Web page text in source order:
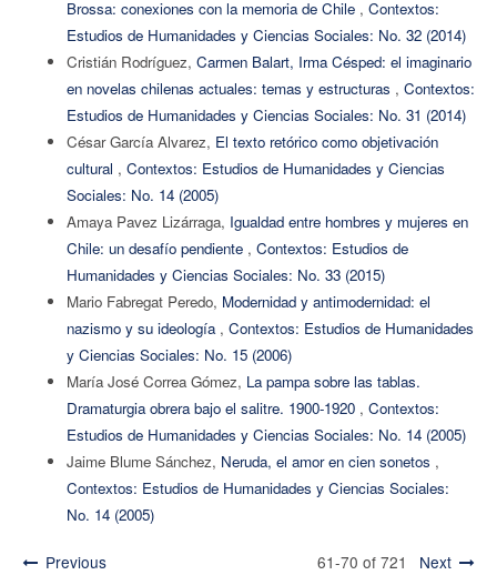
Brossa: conexiones con la memoria de Chile , Contextos:
Estudios de Humanidades y Ciencias Sociales: No. 32 (2014)
Cristián Rodríguez, Carmen Balart, Irma Césped: el imaginario
en novelas chilenas actuales: temas y estructuras , Contextos:
Estudios de Humanidades y Ciencias Sociales: No. 31 (2014)
César García Alvarez, El texto retórico como objetivación
cultural , Contextos: Estudios de Humanidades y Ciencias
Sociales: No. 14 (2005)
Amaya Pavez Lizárraga, Igualdad entre hombres y mujeres en
Chile: un desafío pendiente , Contextos: Estudios de
Humanidades y Ciencias Sociales: No. 33 (2015)
Mario Fabregat Peredo, Modernidad y antimodernidad: el
nazismo y su ideología , Contextos: Estudios de Humanidades
y Ciencias Sociales: No. 15 (2006)
María José Correa Gómez, La pampa sobre las tablas.
Dramaturgia obrera bajo el salitre. 1900-1920 , Contextos:
Estudios de Humanidades y Ciencias Sociales: No. 14 (2005)
Jaime Blume Sánchez, Neruda, el amor en cien sonetos ,
Contextos: Estudios de Humanidades y Ciencias Sociales:
No. 14 (2005)
Previous 61-70 of 721 Next